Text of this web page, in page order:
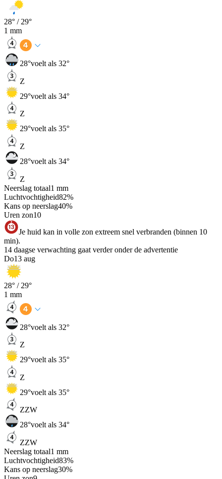
28° / 29°
1 mm
28°voelt als 32°
Z
29°voelt als 34°
Z
29°voelt als 35°
Z
28°voelt als 34°
Z
Neerslag totaal1 mm
Luchtvochtigheid82%
Kans op neerslag40%
Uren zon10
Je huid kan in volle zon extreem snel verbranden (binnen 10
min).
14 daagse verwachting gaat verder onder de advertentie
Do13 aug
28° / 29°
1 mm
28°voelt als 32°
Z
29°voelt als 35°
Z
29°voelt als 35°
ZZW
28°voelt als 34°
ZZW
Neerslag totaal1 mm
Luchtvochtigheid83%
Kans op neerslag30%